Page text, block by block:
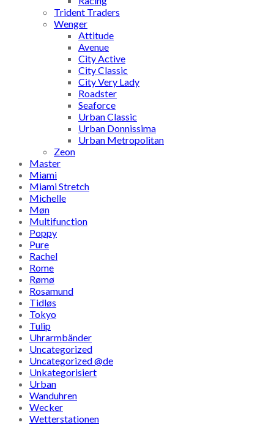
Trident Traders
Wenger
Attitude
Avenue
City Active
City Classic
City Very Lady
Roadster
Seaforce
Urban Classic
Urban Donnissima
Urban Metropolitan
Zeon
Master
Miami
Miami Stretch
Michelle
Møn
Multifunction
Poppy
Pure
Rachel
Rome
Rømø
Rosamund
Tidløs
Tokyo
Tulip
Uhrarmbänder
Uncategorized
Uncategorized @de
Unkategorisiert
Urban
Wanduhren
Wecker
Wetterstationen